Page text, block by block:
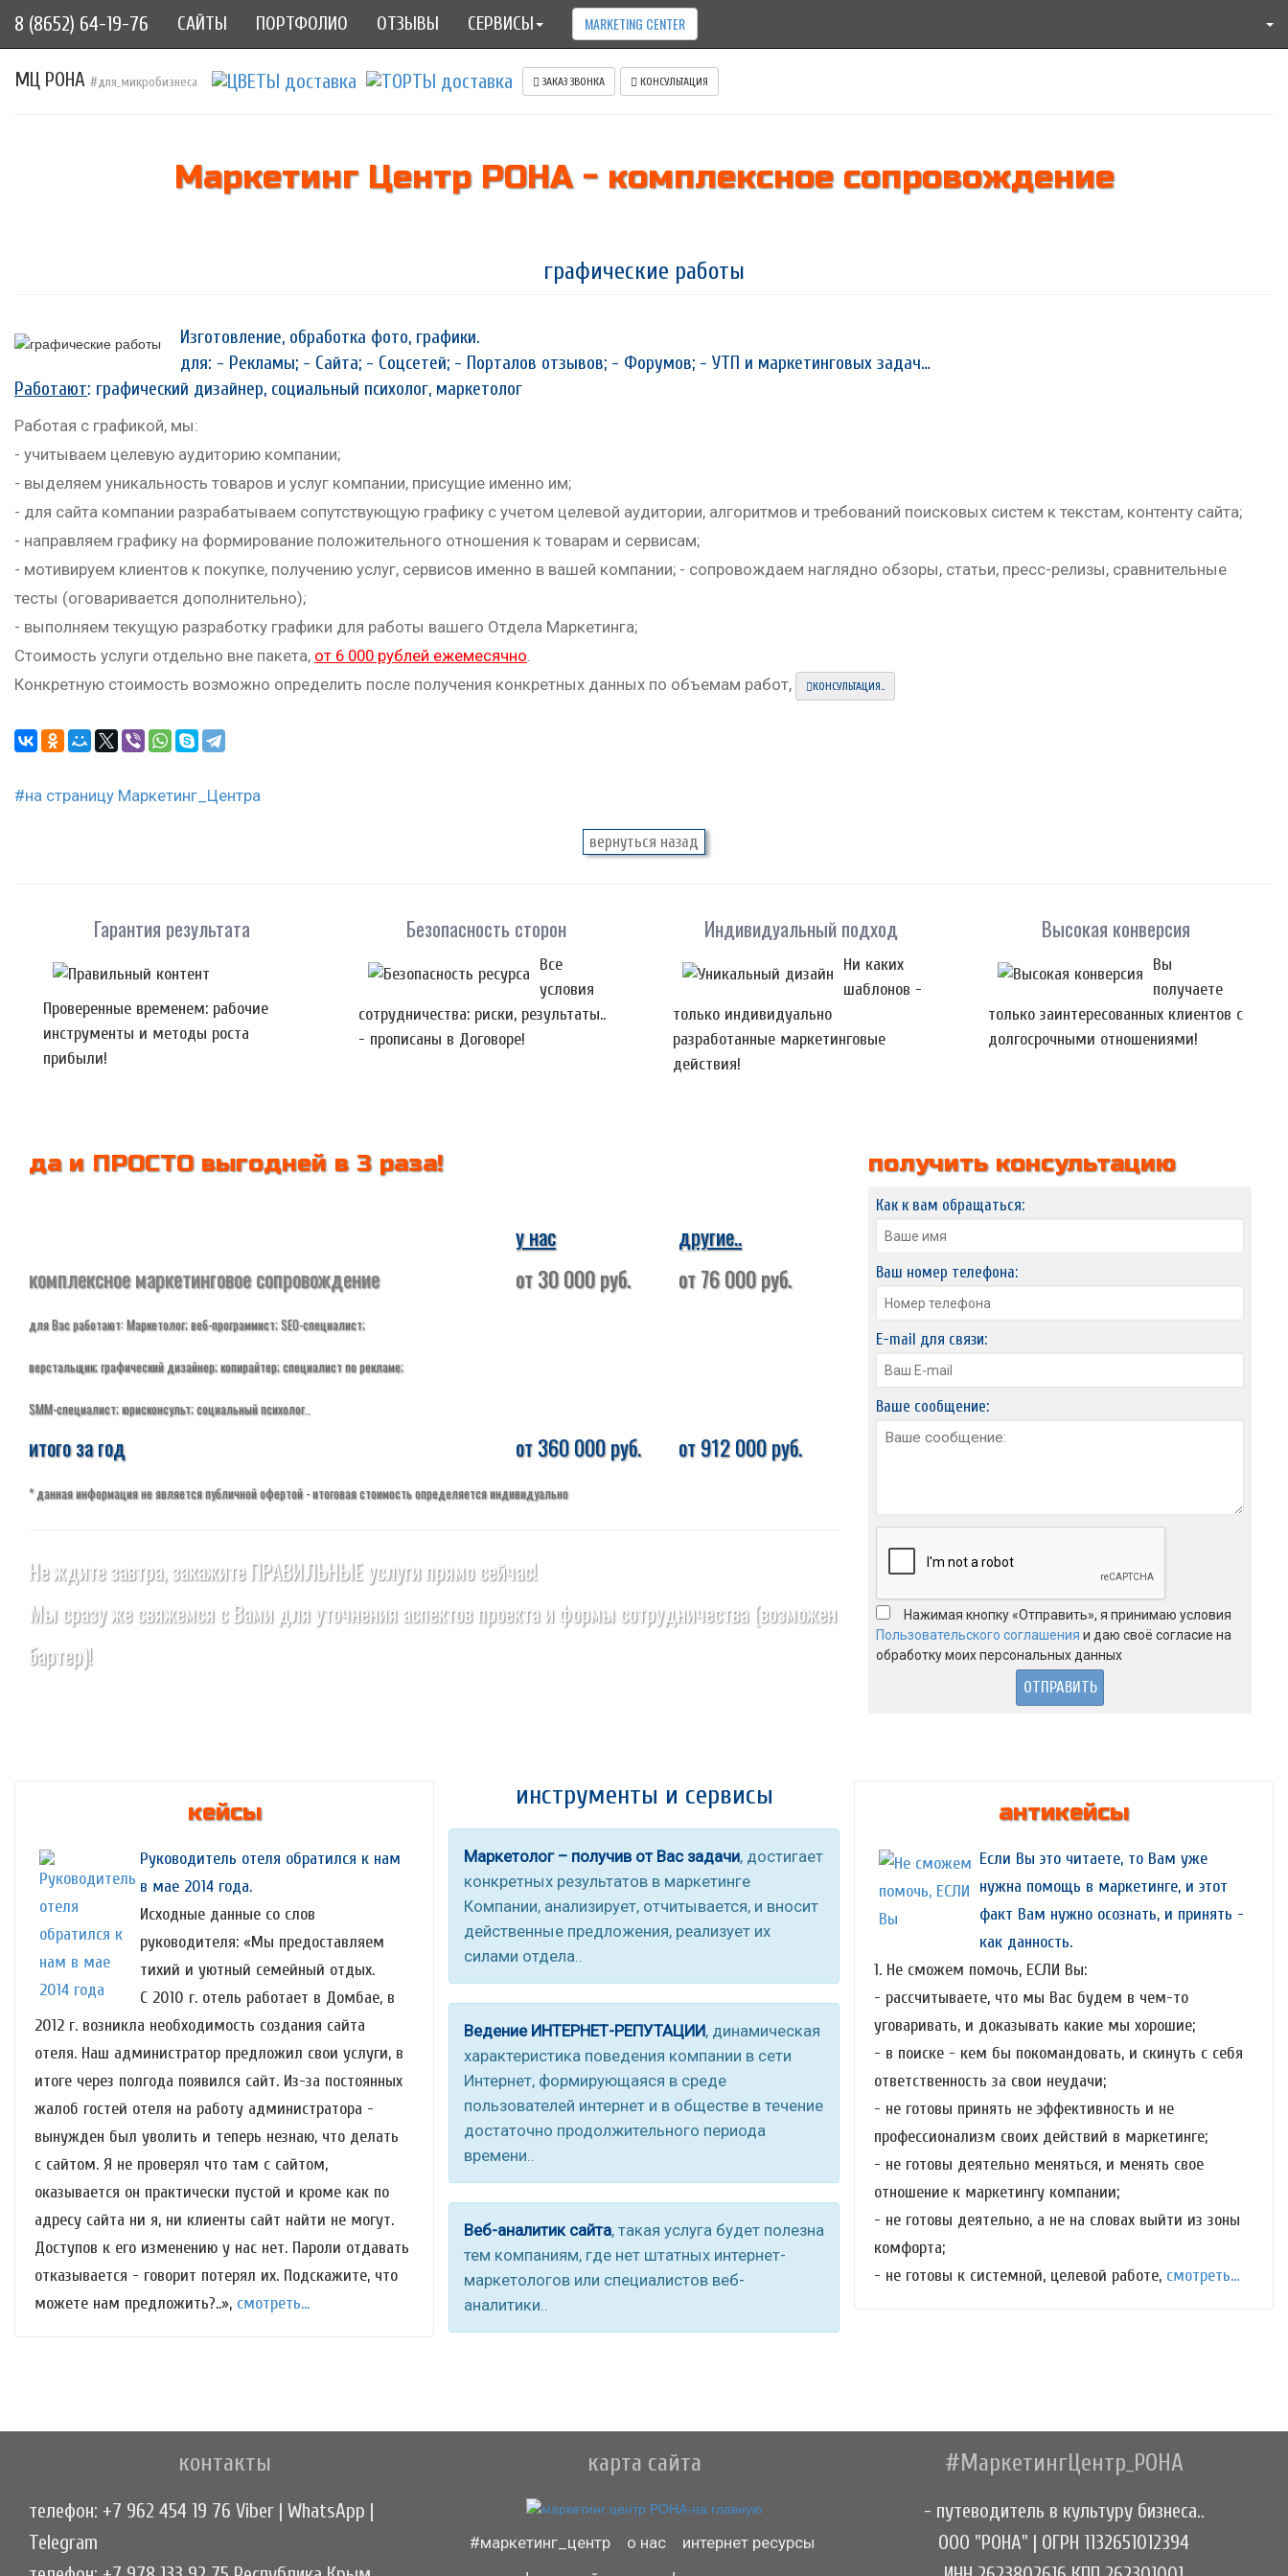
8 (8652) 64-19-76 САЙТЫ ПОРТФОЛИО ОТЗЫВЫ СЕРВИСЫ MARKETING CENTER
МЦ РОНА #для_микробизнеса ЗАКАЗ ЗВОНКА КОНСУЛЬТАЦИЯ
Маркетинг Центр РОНА - комплексное сопровождение
графические работы
Изготовление, обработка фото, графики.
для: - Рекламы; - Сайта; - Соцсетей; - Порталов отзывов; - Форумов; - УТП и маркетинговых задач…
Работают: графический дизайнер, социальный психолог, маркетолог
Работая с графикой, мы:
- учитываем целевую аудиторию компании;
- выделяем уникальность товаров и услуг компании, присущие именно им;
- для сайта компании разрабатываем сопутствующую графику с учетом целевой аудитории, алгоритмов и требований поисковых систем к текстам, контенту сайта;
- направляем графику на формирование положительного отношения к товарам и сервисам;
- мотивируем клиентов к покупке, получению услуг, сервисов именно в вашей компании; - сопровождаем наглядно обзоры, статьи, пресс-релизы, сравнительные
тесты (оговаривается дополнительно);
- выполняем текущую разработку графики для работы вашего Отдела Маркетинга;
Стоимость услуги отдельно вне пакета, от 6 000 рублей ежемесячно.
Конкретную стоимость возможно определить после получения конкретных данных по объемам работ,
КОНСУЛЬТАЦИЯ..
#на страницу Маркетинг_Центра
Гарантия результата
Проверенные временем: рабочие
инструменты и методы роста
прибыли!
Безопасность сторон
Все
условия
сотрудничества: риски, результаты..
- прописаны в Договоре!
Индивидуальный подход
Ни каких
шаблонов -
только индивидуально
разработанные маркетинговые
действия!
Высокая конверсия
Вы
получаете
только заинтересованных клиентов с
долгосрочными отношениями!
да и ПРОСТО выгодней в 3 раза!
у нас
другие..
комплексное маркетинговое сопровождение
для Вас работают: Маркетолог; веб-программист; SEO-специалист;
верстальщик; графический дизайнер; копирайтер; специалист по рекламе;
SMM-специалист; юрисконсульт; социальный психолог..
от 30 000 руб. от 76 000 руб.
итого за год от 360 000 руб. от 912 000 руб.
* данная информация не является публичной офертой - итоговая стоимость определяется индивидуально
Не ждите завтра, закажите ПРАВИЛЬНЫЕ услуги прямо сейчас!
Мы сразу же свяжемся с Вами для уточнения аспектов проекта и формы сотрудничества (возможен
бартер)!
получить консультацию
Как к вам обращаться:
Ваш номер телефона:
E-mail для связи:
Ваше сообщение:
Нажимая кнопку «Отправить», я принимаю условия
Пользовательского соглашения и даю своё согласие на
обработку моих персональных данных
кейсы
Руководитель отеля обратился к нам
в мае 2014 года.
Исходные данные со слов
руководителя: «Мы предоставляем
тихий и уютный семейный отдых.
С 2010 г. отель работает в Домбае, в
2012 г. возникла необходимость создания сайта
отеля. Наш администратор предложил свои услуги, в
итоге через полгода появился сайт. Из-за постоянных
жалоб гостей отеля на работу администратора -
вынужден был уволить и теперь незнаю, что делать
с сайтом. Я не проверял что там с сайтом,
оказывается он практически пустой и кроме как по
адресу сайта ни я, ни клиенты сайт найти не могут.
Доступов к его изменению у нас нет. Пароли отдавать
отказывается - говорит потерял их. Подскажите, что
можете нам предложить?..», смотреть...
инструменты и сервисы
Маркетолог – получив от Вас задачи, достигает
конкретных результатов в маркетинге
Компании, анализирует, отчитывается, и вносит
действенные предложения, реализует их
силами отдела..
Ведение ИНТЕРНЕТ-РЕПУТАЦИИ, динамическая
характеристика поведения компании в сети
Интернет, формирующаяся в среде
пользователей интернет и в обществе в течение
достаточно продолжительного периода
времени..
Веб-аналитик сайта, такая услуга будет полезна
тем компаниям, где нет штатных интернет-
маркетологов или специалистов веб-
аналитики..
антикейсы
Если Вы это читаете, то Вам уже
нужна помощь в маркетинге, и этот
факт Вам нужно осознать, и принять -
как данность.
1. Не сможем помочь, ЕСЛИ Вы:
- рассчитываете, что мы Вас будем в чем-то
уговаривать, и доказывать какие мы хорошие;
- в поиске - кем бы покомандовать, и скинуть с себя
ответственность за свои неудачи;
- не готовы принять не эффективность и не
профессионализм своих действий в маркетинге;
- не готовы деятельно меняться, и менять свое
отношение к маркетингу компании;
- не готовы деятельно, а не на словах выйти из зоны
комфорта;
- не готовы к системной, целевой работе, смотреть...
контакты
телефон: +7 962 454 19 76 Viber | WhatsApp |
Telegram
карта сайта
#маркетинг_центр о нас
интернет ресурсы
#МаркетингЦентр_РОНА
- путеводитель в культуру бизнеса..
ООО "РОНА" | ОГРН 1132651012394